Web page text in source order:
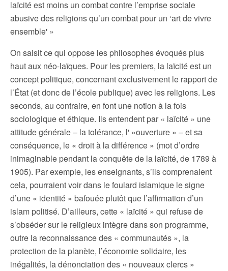
laïcité est moins un combat contre l’emprise sociale
abusive des religions qu’un combat pour un ‘art de vivre
ensemble' »
On saisit ce qui oppose les philosophes évoqués plus
haut aux néo-laïques. Pour les premiers, la laïcité est un
concept politique, concernant exclusivement le rapport de
l’État (et donc de l’école publique) avec les religions. Les
seconds, au contraire, en font une notion à la fois
sociologique et éthique. Ils entendent par « laïcité » une
attitude générale – la tolérance, l' »ouverture » – et sa
conséquence, le « droit à la différence » (mot d’ordre
inimaginable pendant la conquête de la laïcité, de 1789 à
1905). Par exemple, les enseignants, s’ils comprenaient
cela, pourraient voir dans le foulard islamique le signe
d’une « identité » bafouée plutôt que l’affirmation d’un
islam politisé. D’ailleurs, cette « laïcité » qui refuse de
s’obséder sur le religieux intègre dans son programme,
outre la reconnaissance des « communautés », la
protection de la planète, l’économie solidaire, les
inégalités, la dénonciation des « nouveaux clercs »